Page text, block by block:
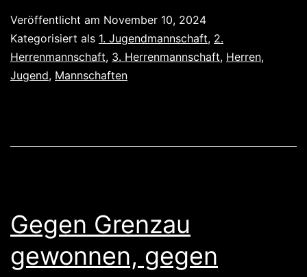
gewinnen
Veröffentlicht am November 10, 2024
Kategorisiert als 1. Jugendmannschaft, 2.
Herrenmannschaft, 3. Herrenmannschaft, Herren,
Jugend, Mannschaften
Gegen Grenzau
gewonnen, gegen